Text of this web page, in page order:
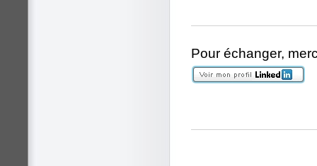
Pour échanger,